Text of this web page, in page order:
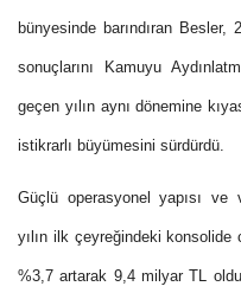
bünyesinde barındıran Besler,
sonuçlarını Kamuyu
geçen yılın aynı dönemine
istikrarlı büyümesini sürdürdü.
Güçlü operasyonel yapısı ve
yılın ilk çeyreğindeki konsolide
%3,7 artarak 9,4 milyar TL